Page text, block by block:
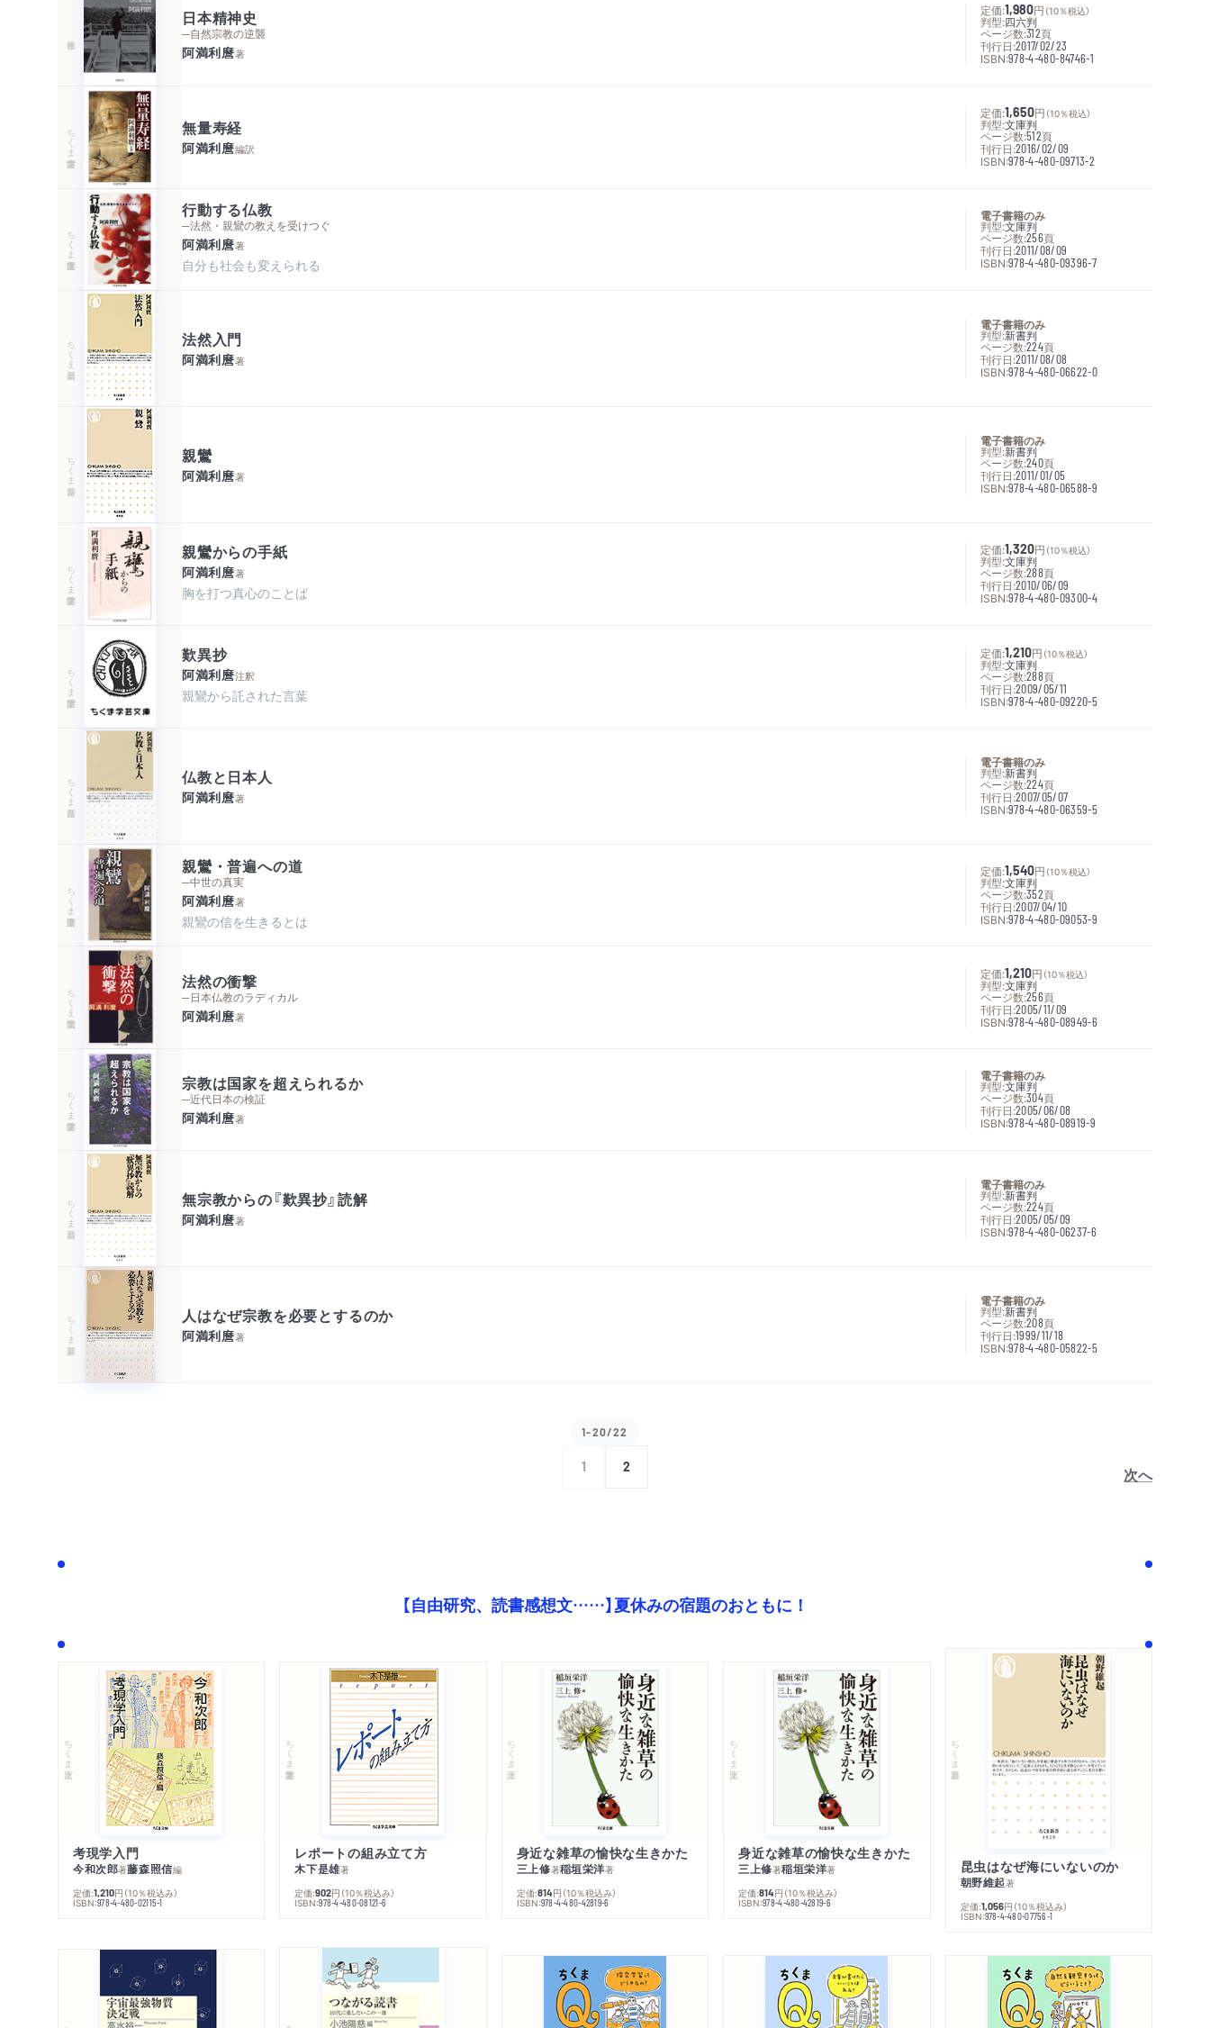
日本精神史
─自然宗教の逆襲
阿満利麿著
定価:1,980円 （10％税込）
判型:四六判
ページ数:312頁
刊行日:2017/02/23
ISBN:978-4-480-84746-1
ちくま学芸文庫 無量寿経
阿満利麿編訳
定価:1,650円 （10％税込）
判型:文庫判
ページ数:512頁
刊行日:2016/02/09
ISBN:978-4-480-09713-2
ちくま学芸文庫
行動する仏教
─法然・親鸞の教えを受けつぐ
阿満利麿著
自分も社会も変えられる
電子書籍のみ
判型:文庫判
ページ数:256頁
刊行日:2011/08/09
ISBN:978-4-480-09396-7
ちくま新書 法然入門
阿満利麿著
電子書籍のみ
判型:新書判
ページ数:224頁
刊行日:2011/08/08
ISBN:978-4-480-06622-0
ちくま新書 親鸞
阿満利麿著
電子書籍のみ
判型:新書判
ページ数:240頁
刊行日:2011/01/05
ISBN:978-4-480-06588-9
ちくま学芸文庫
親鸞からの手紙
阿満利麿著
胸を打つ真心のことば
定価:1,320円 （10％税込）
判型:文庫判
ページ数:288頁
刊行日:2010/06/09
ISBN:978-4-480-09300-4
ちくま学芸文庫
歎異抄
阿満利麿注釈
親鸞から託された言葉
定価:1,210円 （10％税込）
判型:文庫判
ページ数:288頁
刊行日:2009/05/11
ISBN:978-4-480-09220-5
ちくま新書 仏教と日本人
阿満利麿著
電子書籍のみ
判型:新書判
ページ数:224頁
刊行日:2007/05/07
ISBN:978-4-480-06359-5
ちくま学芸文庫
親鸞・普遍への道
─中世の真実
阿満利麿著
親鸞の信を生きるとは
定価:1,540円 （10％税込）
判型:文庫判
ページ数:352頁
刊行日:2007/04/10
ISBN:978-4-480-09053-9
ちくま学芸文庫
法然の衝撃
─日本仏教のラディカル
阿満利麿著
定価:1,210円 （10％税込）
判型:文庫判
ページ数:256頁
刊行日:2005/11/09
ISBN:978-4-480-08949-6
ちくま学芸文庫
宗教は国家を超えられるか
─近代日本の検証
阿満利麿著
電子書籍のみ
判型:文庫判
ページ数:304頁
刊行日:2005/06/08
ISBN:978-4-480-08919-9
ちくま新書 無宗教からの『歎異抄』読解
阿満利麿著
電子書籍のみ
判型:新書判
ページ数:224頁
刊行日:2005/05/09
ISBN:978-4-480-06237-6
ちくま新書 人はなぜ宗教を必要とするのか
阿満利麿著
電子書籍のみ
判型:新書判
ページ数:208頁
刊行日:1999/11/18
ISBN:978-4-480-05822-5
1-20/22
1 2 次へ
【自由研究、読書感想文……】夏休みの宿題のおともに！
ちくま文庫
考現学入門
今和次郎著藤森照信編
定価:1,210円 （10％税込み）
ISBN:978-4-480-02115-1
ちくま学芸文庫
レポートの組み立て方
木下是雄著
定価:902円 （10％税込み）
ISBN:978-4-480-08121-6
ちくま文庫
身近な雑草の愉快な生きかた
三上修著稲垣栄洋著
定価:814円 （10％税込み）
ISBN:978-4-480-42819-6
ちくま文庫
身近な雑草の愉快な生きかた
三上修著稲垣栄洋著
定価:814円 （10％税込み）
ISBN:978-4-480-42819-6
ちくま新書
昆虫はなぜ海にいないのか
朝野維起著
定価:1,056円 （10％税込み）
ISBN:978-4-480-07756-1